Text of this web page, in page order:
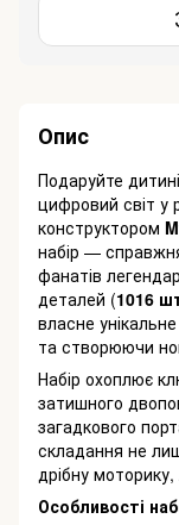
Опис
Подаруйте
цифровий світ у
конструктором
набір —
фанатів
деталей (1016
власне
та створюючи
Набір охоплює
затишного
загадкового
складання не
дрібну
Особливості